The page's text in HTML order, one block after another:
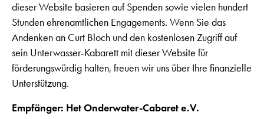
dieser Website basieren auf Spenden sowie vielen hundert
Stunden ehrenamtlichen Engagements. Wenn Sie das
Andenken an Curt Bloch und den kostenlosen Zugriff auf
sein Unterwasser-Kabarett mit dieser Website für
förderungswürdig halten, freuen wir uns über Ihre finanzielle
Unterstützung.
Empfänger: Het Onderwater-Cabaret e.V.